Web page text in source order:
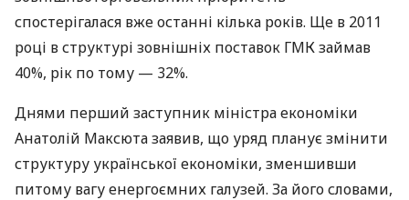
спостерігалася вже останні кілька років. Ще в 2011
році в структурі зовнішніх поставок ГМКзаймав
40%, рік по тому — 32%.
Днями перший заступник міністра економіки
Анатолій Максюта заявив, що уряд планує змінити
структуру української економіки, зменшивши
питому вагу енергоємних галузей. За його словами,